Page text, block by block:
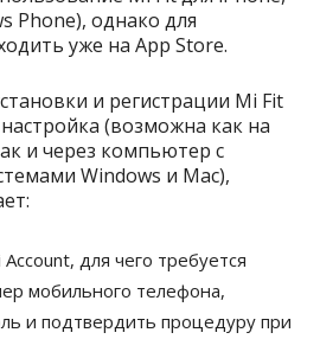
Phone), однако для
уже на App Store.
и регистрации Mi Fit
(возможна как на
и через компьютер с
Windows и Mac),
для чего требуется
мобильного телефона,
и подтвердить процедуру при